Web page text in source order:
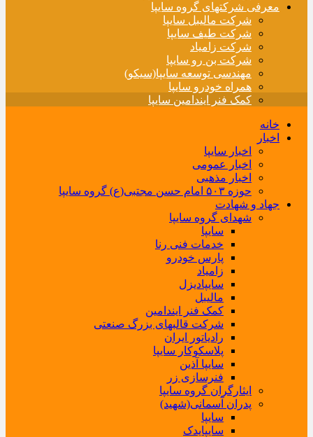
معرفی شرکتهای گروه سایپا
شرکت مالیبل سایپا
شرکت طیف سایپا
شرکت زامیاد
شرکت بن رو سایپا
مهندسی توسعه سایپا(سیکو)
همراه خودرو سایپا
کمک فنر ایندامین سایپا
خانه
اخبار
اخبار سایپا
اخبار عمومی
اخبار مذهبی
حوزه ۵۰۳ امام حسن مجتبی(ع) گروه سایپا
جهاد و شهادت
شهدای گروه سایپا
سایپا
خدمات فنی رنا
پارس خودرو
زامیاد
سایپادیزل
مالیبل
کمک فنر ایندامین
شرکت قالبهای بزرگ صنعتی
رادیاتور ایران
پلاسکوکار سایپا
سایپا آذین
فنرسازی زر
ایثارگران گروه سایپا
پدران آسمانی(شهید)
سایپا
سایپایدک